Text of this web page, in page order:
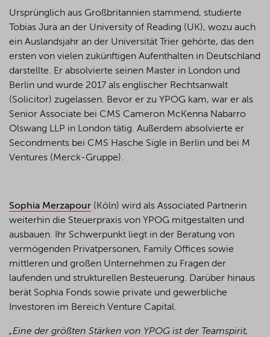
Ursprünglich aus Großbritannien stammend, studierte
Tobias Jura an der University of Reading (UK), wozu auch
ein Auslandsjahr an der Universität Trier gehörte, das den
ersten von vielen zukünftigen Aufenthalten in Deutschland
darstellte. Er absolvierte seinen Master in London und
Berlin und wurde 2017 als englischer Rechtsanwalt
(Solicitor) zugelassen. Bevor er zu YPOG kam, war er als
Senior Associate bei CMS Cameron McKenna Nabarro
Olswang LLP in London tätig. Außerdem absolvierte er
Secondments bei CMS Hasche Sigle in Berlin und bei M
Ventures (Merck-Gruppe).
Sophia Merzapour (Köln) wird als Associated Partnerin
weiterhin die Steuerpraxis von YPOG mitgestalten und
ausbauen. Ihr Schwerpunkt liegt in der Beratung von
vermögenden Privatpersonen, Family Offices sowie
mittleren und großen Unternehmen zu Fragen der
laufenden und strukturellen Besteuerung. Darüber hinaus
berät Sophia Fonds sowie private und gewerbliche
Investoren im Bereich Venture Capital.
„Eine der größten Stärken von YPOG ist der Teamspirit,